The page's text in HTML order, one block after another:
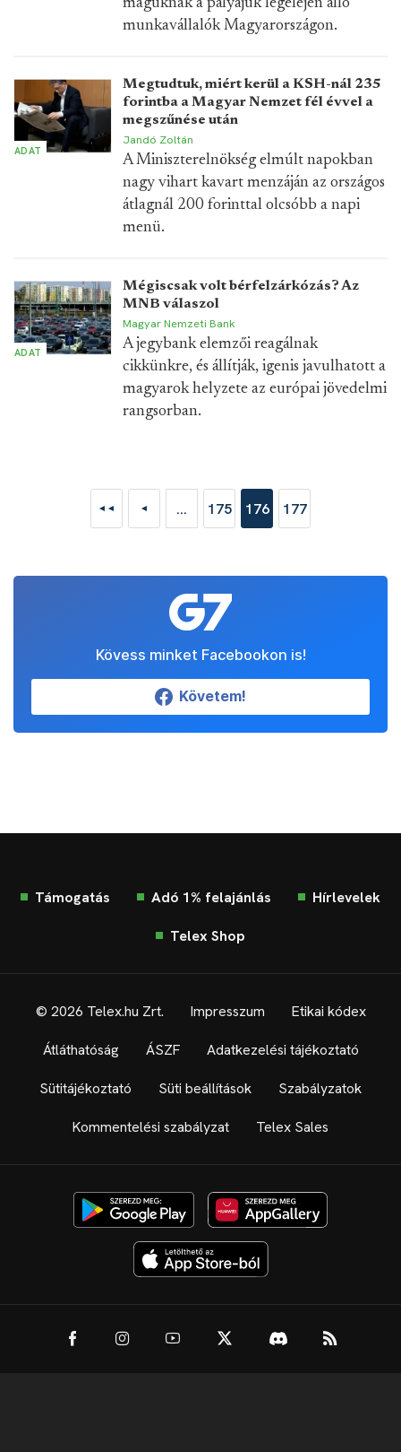
maguknak a pályájuk legelején álló
munkavállalók Magyarországon.
ADAT
Megtudtuk, miért kerül a KSH-nál 235
forintba a Magyar Nemzet fél évvel a
megszűnése után
Jandó Zoltán
A Miniszterelnökség elmúlt napokban
nagy vihart kavart menzáján az országos
átlagnál 200 forinttal olcsóbb a napi
menü.
ADAT
Mégiscsak volt bérfelzárkózás? Az
MNB válaszol
Magyar Nemzeti Bank
A jegybank elemzői reagálnak
cikkünkre, és állítják, igenis javulhatott a
magyarok helyzete az európai jövedelmi
rangsorban.
◄◄ ◄ ... 175 176 177
Kövess minket Facebookon is!
Követem!
Támogatás Adó 1% felajánlás Hírlevelek
Telex Shop
© 2026 Telex.hu Zrt. Impresszum Etikai kódex
Átláthatóság ÁSZF Adatkezelési tájékoztató
Sütitájékoztató Süti beállítások Szabályzatok
Kommentelési szabályzat Telex Sales